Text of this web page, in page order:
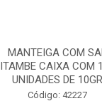
MANTEIGA COM
ITAMBE CAIXA COM
UNIDADES DE 10GR
Código: 42227